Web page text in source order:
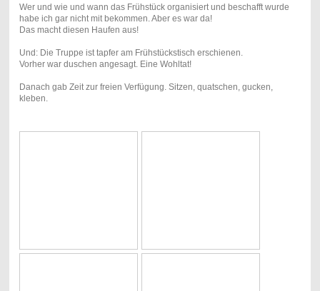
Wer und wie und wann das Frühstück organisiert und beschafft wurde
habe ich gar nicht mit bekommen. Aber es war da!
Das macht diesen Haufen aus!
Und: Die Truppe ist tapfer am Frühstückstisch erschienen.
Vorher war duschen angesagt. Eine Wohltat!
Danach gab Zeit zur freien Verfügung. Sitzen, quatschen, gucken,
kleben.